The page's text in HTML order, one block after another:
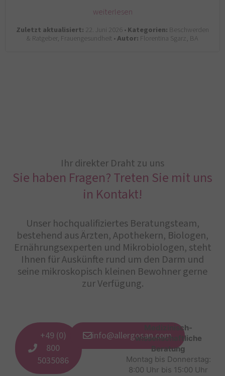
weiterlesen
Zuletzt aktualisiert: 22. Juni 2026 •Kategorien: Beschwerden
& Ratgeber, Frauengesundheit •Autor: Florentina Sgarz, BA
Ihr direkter Draht zu uns
Sie haben Fragen? Treten Sie mit uns
in Kontakt!
Unser hochqualifiziertes Beratungsteam,
bestehend aus Ärzten, Apothekern, Biologen,
Ernährungsexperten und Mikrobiologen, steht
Ihnen für Auskünfte rund um den Darm und
seine mikroskopisch kleinen Bewohner gerne
zur Verfügung.
+49 (0)
800
5035086
info@allergosan.com
Medizinisch-
wissenschaftliche
Beratung
Montag bis Donnerstag:
8:00 Uhr bis 15:00 Uhr